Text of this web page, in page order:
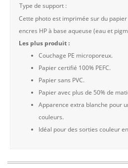
Type de support :
Cette photo est imprimée sur du
encres HP à base aqueuse (eau et
Les plus produit :
Couchage PE microporeux.
Papier certifié 100% PEFC.
Papier sans PVC.
Papier avec plus de 50% de
Apparence extra blanche pour
couleurs.
Idéal pour des sorties couleur